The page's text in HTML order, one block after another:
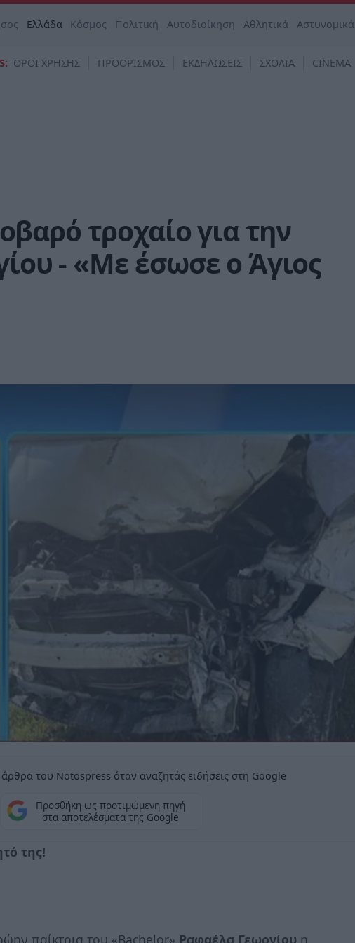
Ελλάδα Κόσμος Πολιτική Αυτοδιοίκηση Αθλητικά Αστυνομικά
ΟΡΟΙ ΧΡΗΣΗΣ ΠΡΟΟΡΙΣΜΟΣ ΕΚΔΗΛΩΣΕΙΣ ΣΧΟΛΙΑ CINEMA
τροχαίο για την
- «Με έσωσε ο Άγιος
του Notospress όταν αναζητάς ειδήσεις στη Google
Προσθήκη ως προτιμώμενη πηγή
στα αποτελέσματα της Google
της!
παίκτρια του «Bachelor» Ραφαέλα Γεωργίου η